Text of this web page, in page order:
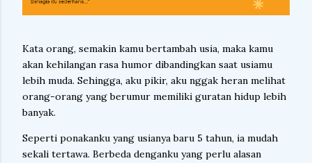
Kata orang, semakin kamu bertambah usia, maka kamu
akan kehilangan rasa humor dibandingkan saat usiamu
lebih muda. Sehingga, aku pikir, aku nggak heran melihat
orang-orang yang berumur memiliki guratan hidup lebih
banyak.
Seperti ponakanku yang usianya baru 5 tahun, ia mudah
sekali tertawa. Berbeda denganku yang perlu alasan